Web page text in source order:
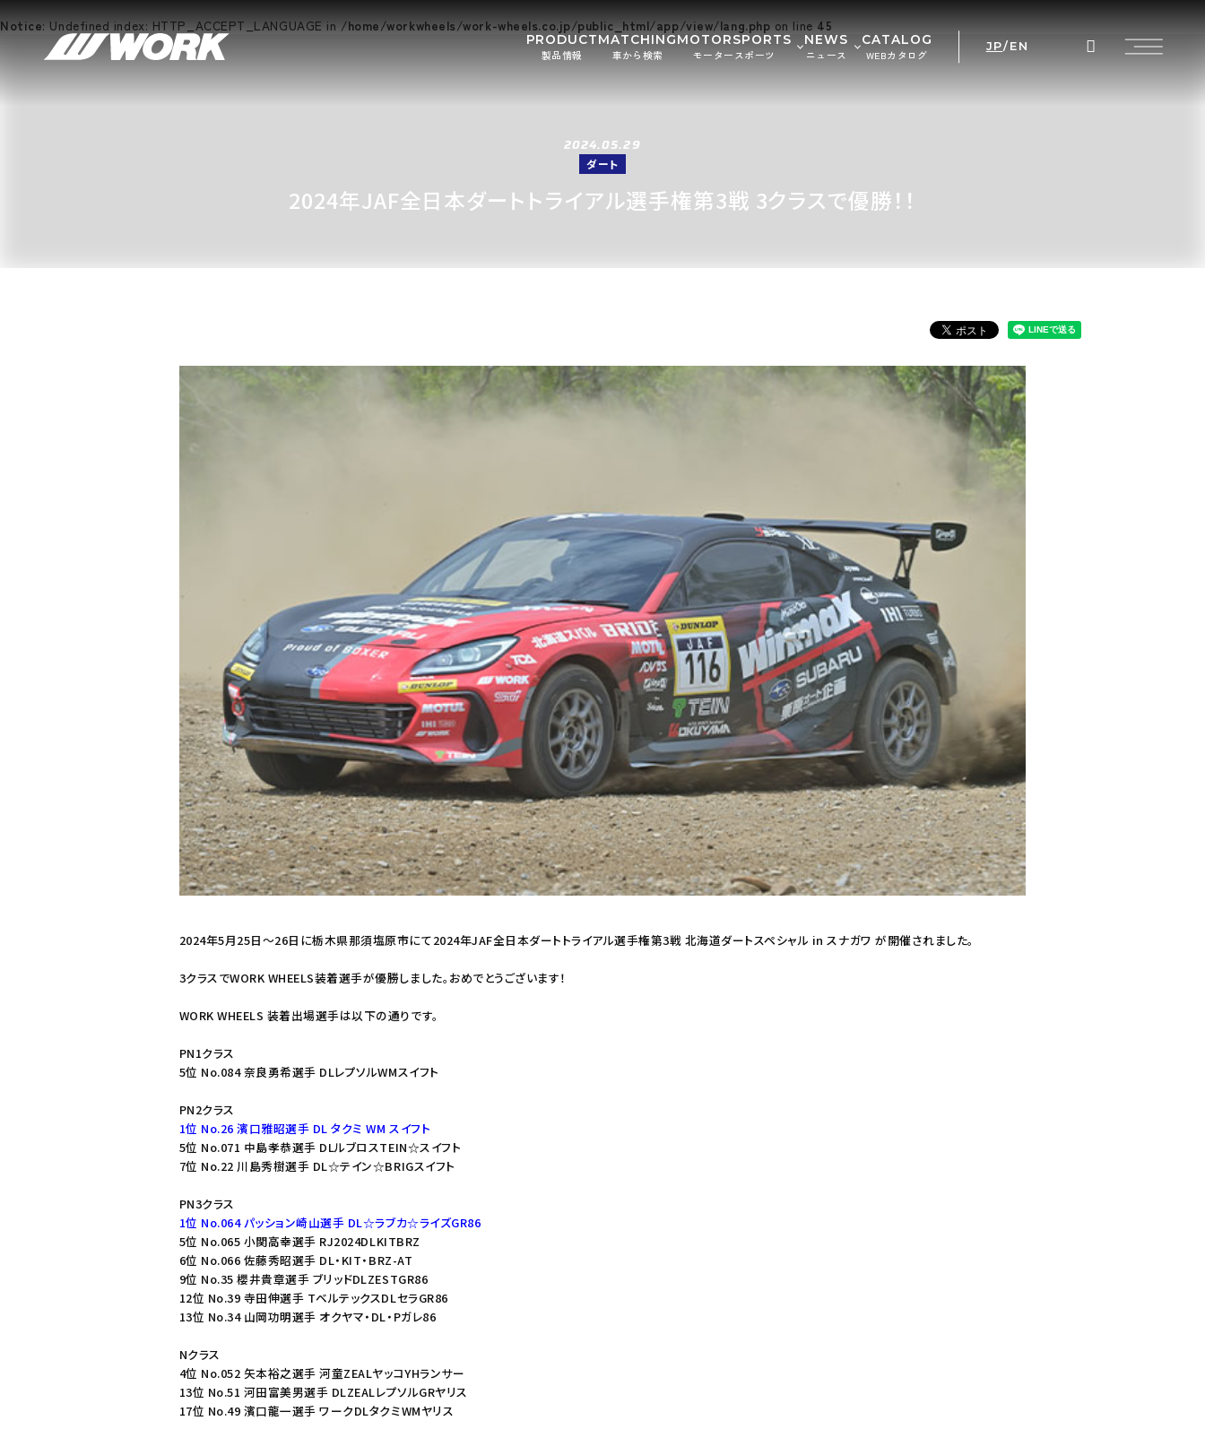
Notice: Undefined index: HTTP_ACCEPT_LANGUAGE in /home/workwheels/work-wheels.co.jp/public_html/app/view/lang.php on line 45
PRODUCT
製品情報
MATCHING
車から検索
MOTORSPORTS
モータースポーツ
GR86/BRZ Cup
BAJA
NEWS
ニュース
CATALOG
WEBカタログ
JP/ EN
2024.05.29
ダート
2024年JAF全日本ダートトライアル選手権第3戦 3クラスで優勝！！
2024年5月25日～26日に栃木県那須塩原市にて2024年JAF全日本ダートトライアル選手権第3戦 北海道ダートスペシャル in スナガワ が開催されました。
3クラスでWORK WHEELS装着選手が優勝しました。おめでとうございます！
WORK WHEELS 装着出場選手は以下の通りです。
PN1クラス
5位 No.084 奈良勇希選手 DLレプソルWMスイフト
PN2クラス
1位 No.26 濱口雅昭選手 DL タクミ WM スイフト
5位 No.071 中島孝恭選手 DLルブロスTEIN☆スイフト
7位 No.22 川島秀樹選手 DL☆テイン☆BRIGスイフト
PN3クラス
1位 No.064 パッション崎山選手 DL☆ラブカ☆ライズGR86
5位 No.065 小関高幸選手 RJ2024DLKITBRZ
6位 No.066 佐藤秀昭選手 DL・KIT・BRZ-AT
9位 No.35 櫻井貴章選手 ブリッドDLZESTGR86
12位 No.39 寺田伸選手 TベルテックスDLセラGR86
13位 No.34 山岡功明選手 オクヤマ・DL・Pガレ86
Nクラス
4位 No.052 矢本裕之選手 河童ZEALヤッコYHランサー
13位 No.51 河田富美男選手 DLZEALレプソルGRヤリス
17位 No.49 濱口龍一選手 ワークDLタクミWMヤリス